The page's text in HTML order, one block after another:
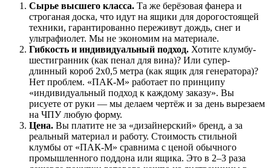
Сырье высшего класса. Та же берёзовая фанера и
строганая доска, что идут на ящики для дорогостоящей
техники, гарантированно переживут дождь, снег и
ультрафиолет. Мы не экономим на материале.
Гибкость и индивидуальный подход. Хотите клумбу-
шестигранник (как пенал для вина)? Или супер-
длинный короб 2х0,5 метра (как ящик для генератора)?
Нет проблем. «ПАК-М» работает по принципу
«индивидуальный подход к каждому заказу». Вы
рисуете от руки — мы делаем чертёж и за день вырезаем
на ЧПУ любую форму.
Цена. Вы платите не за «дизайнерский» бренд, а за
реальный материал и работу. Стоимость стильной
клумбы от «ПАК-М» сравнима с ценой обычного
промышленного поддона или ящика. Это в 2–3 раза